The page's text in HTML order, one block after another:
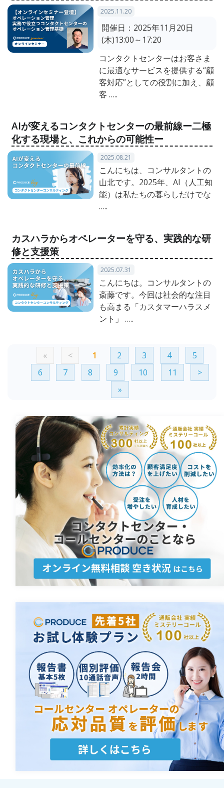
2025.11.20
開催日： 2025年11月20日
(木)13:00～17:20
コンタクトセンターはお客さま
に最適なサービスを提供する“顧
客対応”としての役割に加え、顧
客 …..
AIが変えるコンタクトセンターの最前線ー二極
化する現場と、これからの可能性ー
2025.08.21
こんにちは、コンサルタントの
山北です。2025年、AI（人工知
能）は私たちの暮らしだけでな
…..
カスハラからオペレーターを守る、実践的な研
修と支援策
2025.07.31
こんにちは。コンサルタントの
斎藤です。今回は社会的な注目
も高まる「カスタマーハラスメ
ント」 …..
« < 1 2 3 4
5
6
7 8 9 10 11
>
»